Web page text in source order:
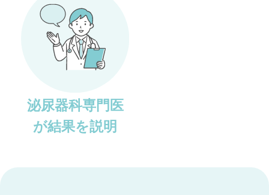
泌尿器科専門医
が結果を説明